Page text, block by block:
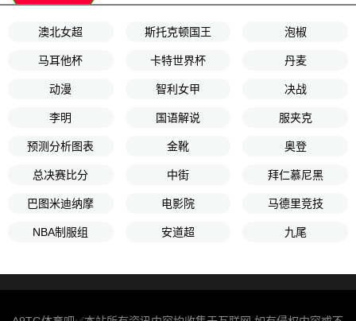
澳北女超 斯托克顿国王 泡椒
马耳他杯 卡特世界杯 丹麦
动漫 智利女甲 决战
李明 国语解说 服夹克
预测分析图表 金靴 奥登
总决赛比分 中街 拜仁慕尼黑
巴图米迪纳摩 电影院 马德里竞技
NBA制服组 安道超 九尾